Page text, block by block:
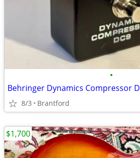
•
Behringer Dynamics Compressor
8/3 Brantford
$1,700